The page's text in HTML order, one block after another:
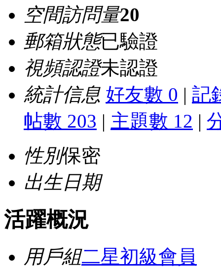
空間訪問量20
郵箱狀態已驗證
視頻認證未認證
統計信息 好友數 0 | 記
帖數 203 | 主題數 12 |
性別保密
出生日期
活躍概況
用戶組二星初級會員